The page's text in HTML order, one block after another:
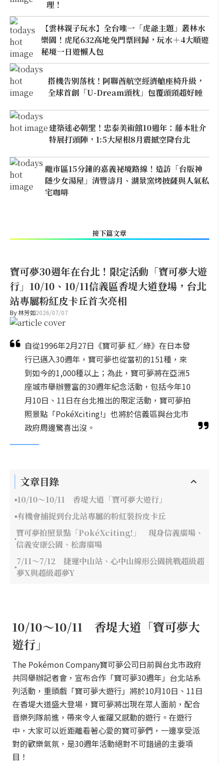
理！
【雲林親子玩水】全台唯一「虎爺主題」叢林水
樂園！虎尾632高地免門票回歸，玩水＋4大順遊
秘境一日遊懶人包
搭機告別落枕！阿聯酋航空經濟艙座椅升級，
全球首創「U-Dream頭枕」包覆頭頸超好睡
建築迷必朝聖！忠泰美術館10週年：藤本壯介
特展打頭陣，1:5大屋根8月震撼空降台北
離市區15分鐘的嘉義祕境路線！造訪「台版神
隱少女湯屋」清豐濤月、湖景窯烤披薩與人氣私
宅咖啡
接下篇文章
寶可夢30週年在台北！限定活動「寶可夢大遊
行」10/10、10/11信義區香堤大道登場，台北
站專屬粉紅皮卡丘首次亮相
By林芳如2026/07/07
自從1996年2月27日《寶可夢 紅／綠》在日本發
行已邁入30週年，寶可夢也從當初的151種，來
到如今的1,000種以上；為此，寶可夢將在亞洲5
座城市舉辦豐富的30週年紀念活動，包括今年10
月10日、11日在台北推出的限定活動，寶可夢拍
照景點「PokéXciting!」也將於信義區與台北市
政府周邊驚喜出沒。
文章目錄
10/10～10/11 香堤大道「寶可夢大遊行」
有機會捕捉到台北站專屬的粉紅裝扮皮卡丘
寶可夢拍照景點「PokéXciting!」 現身信義廣場、
信義安康公園、松壽廣場
7/11～7/12 捷運中山站、心中山線形公園挑戰超級超
夢X與超級超夢Y
10/10～10/11 香堤大道「寶可夢大
遊行」
The Pokémon Company寶可夢公司日前與台北市政府
共同舉辦記者會，宣布合作「寶可夢30週年」台北站系
列活動，重頭戲「寶可夢大遊行」將於10月10日、11日
在香堤大道盛大登場，寶可夢將出現在眾人面前，配合
音樂列隊前進，帶來令人雀躍又感動的遊行。在遊行
中，大家可以近距離看著心愛的寶可夢們，一邊享受派
對的歡樂氣氛，是30週年活動絕對不可錯過的主要項
目！